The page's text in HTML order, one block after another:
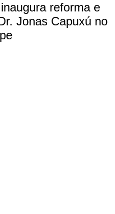
reforma e
Jonas Capuxú no